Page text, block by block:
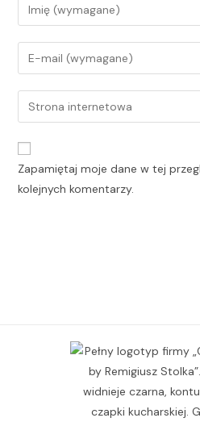
Zapamiętaj moje dane w tej
kolejnych komentarzy.